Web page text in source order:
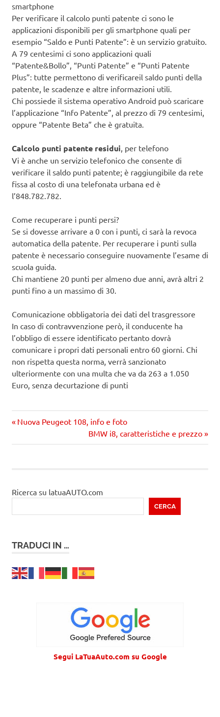
smartphone
Per verificare il calcolo punti patente ci sono le
applicazioni disponibili per gli smartphone quali per
esempio “Saldo e Punti Patente”: è un servizio gratuito.
A 79 centesimi ci sono applicazioni quali
“Patente&Bollo”, “Punti Patente” e “Punti Patente
Plus”: tutte permettono di verificareil saldo punti della
patente, le scadenze e altre informazioni utili.
Chi possiede il sistema operativo Android può scaricare
l’applicazione “Info Patente”, al prezzo di 79 centesimi,
oppure “Patente Beta” che è gratuita.
Calcolo punti patente residui , per telefono
Vi è anche un servizio telefonico che consente di
verificare il saldo punti patente; è raggiungibile da rete
fissa al costo di una telefonata urbana ed è
l’848.782.782.
Come recuperare i punti persi?
Se si dovesse arrivare a 0 con i punti, ci sarà la revoca
automatica della patente. Per recuperare i punti sulla
patente è necessario conseguire nuovamente l’esame di
scuola guida.
Chi mantiene 20 punti per almeno due anni, avrà altri 2
punti fino a un massimo di 30.
Comunicazione obbligatoria dei dati del trasgressore
In caso di contravvenzione però, il conducente ha
l’obbligo di essere identificato pertanto dovrà
comunicare i propri dati personali entro 60 giorni. Chi
non rispetta questa norma, verrà sanzionato
ulteriormente con una multa che va da 263 a 1.050
Euro, senza decurtazione di punti
Navigazione
articoli
Precedente
Nuova Peugeot 108, info e foto
Prossimo
articolo
BMW i8, caratteristiche e prezzo
Ricerca su latuaAUTO.com
CERCA
TRADUCI IN …
Segui LaTuaAuto.com su Google